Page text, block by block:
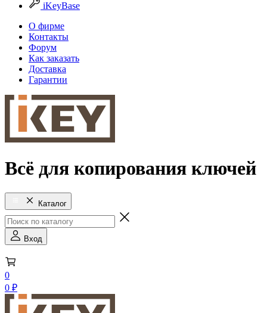
iKeyBase
О фирме
Контакты
Форум
Как заказать
Доставка
Гарантии
Всё для копирования ключей
Каталог
Вход
0
0 ₽